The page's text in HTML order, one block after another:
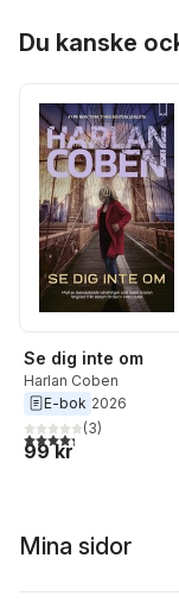
Du kanske
Se dig inte om
Harlan Coben
E-bok 2026
4,3utav 5 stjärnor.
(3)
99 kr
Mina sidor